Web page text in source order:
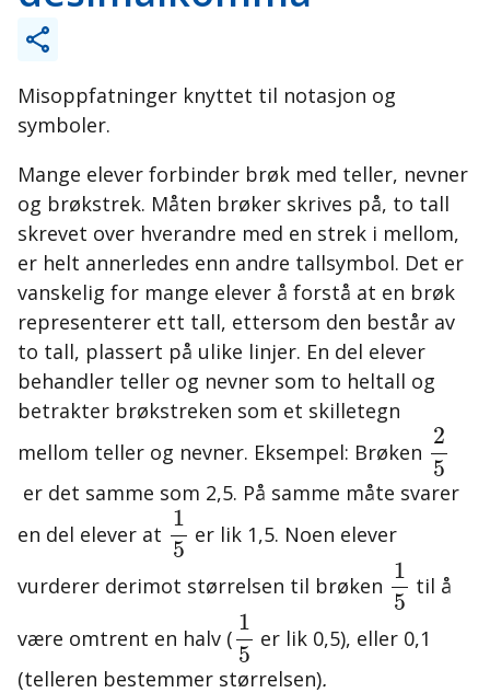
Misoppfatninger knyttet til notasjon og
symboler.
Mange elever forbinder brøk med teller, nevner
og brøkstrek. Måten brøker skrives på, to tall
skrevet over hverandre med en strek i mellom,
er helt annerledes enn andre tallsymbol. Det er
vanskelig for mange elever å forstå at en brøk
representerer ett tall, ettersom den består av
to tall, plassert på ulike linjer. En del elever
behandler teller og nevner som to heltall og
betrakter brøkstreken som et skilletegn
mellom teller og nevner. Eksempel: Brøken
2
5
25
er det samme som 2,5. På samme måte svarer
en del elever at
1
5
15
er lik 1,5. Noen elever
vurderer derimot størrelsen til brøken
1
5
1
til å
være omtrent en halv (
1
5
1
er lik 0,5), eller 0,1
(telleren bestemmer størrelsen).